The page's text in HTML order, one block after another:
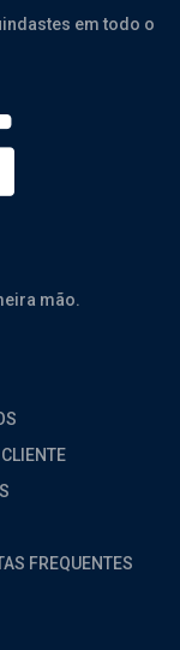
em todo o
mão.
FREQUENTES